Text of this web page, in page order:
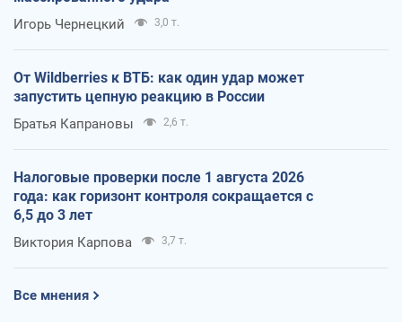
Игорь Чернецкий 3,0 т.
От Wildberries к ВТБ: как один удар может
запустить цепную реакцию в России
Братья Капрановы 2,6 т.
Налоговые проверки после 1 августа 2026
года: как горизонт контроля сокращается с
6,5 до 3 лет
Виктория Карпова 3,7 т.
Все мнения